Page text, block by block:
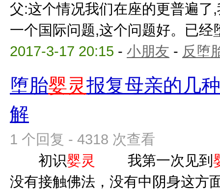
父:这个情况我们在座的更普遍了
一个国际问题,这个问题好。已经
2017-3-17 20:15 - 小朋友 - 反堕
堕胎婴灵报复母亲的几
解
1 个回复 - 4318 次查看
初识婴灵 我第一次见到
没有接触佛法，没有中阴身这方